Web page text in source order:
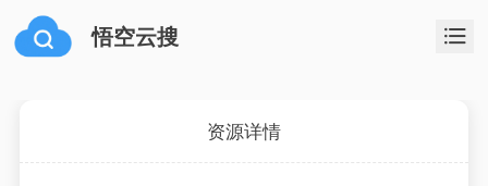
悟空云搜
资源详情